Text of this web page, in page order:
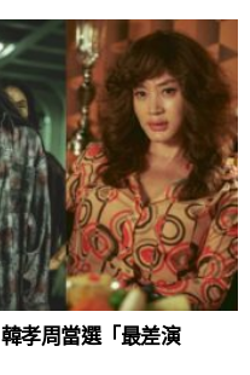
孝周當選「最差演